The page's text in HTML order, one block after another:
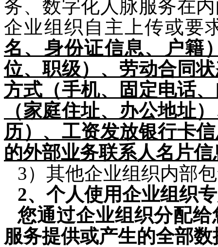
务、数字化人 脉服务在
企业组织自主上传或要
名、身份证信息、户籍
位、职级）、劳动合同
方式（手机、固定电话
（家庭住址、办公地址
历）、工资发放银行卡
的外部业务联系人名片
3）其他企业组织内部
2、个人使用企业组织
您通过企业组织分配
服务提供或产生的全部